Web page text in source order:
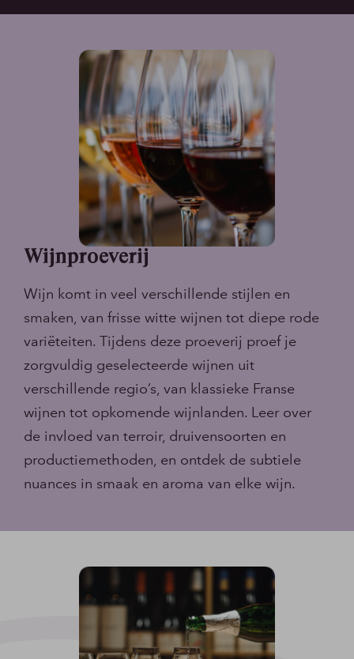
Wijnproeverij
Wijn komt in veel verschillende stijlen en
smaken, van frisse witte wijnen tot diepe rode
variëteiten. Tijdens deze proeverij proef je
zorgvuldig geselecteerde wijnen uit
verschillende regio’s, van klassieke Franse
wijnen tot opkomende wijnlanden. Leer over
de invloed van terroir, druivensoorten en
productiemethoden, en ontdek de subtiele
nuances in smaak en aroma van elke wijn.